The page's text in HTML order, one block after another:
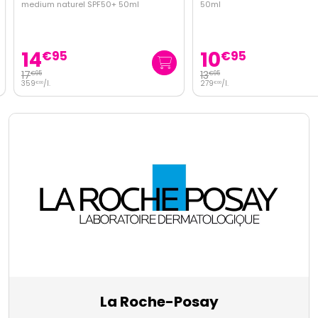
medium naturel SPF50+ 50ml
14€95
17€95
359€00/l.
50ml
10€95
13€95
279€00/l.
La Roche-Posay